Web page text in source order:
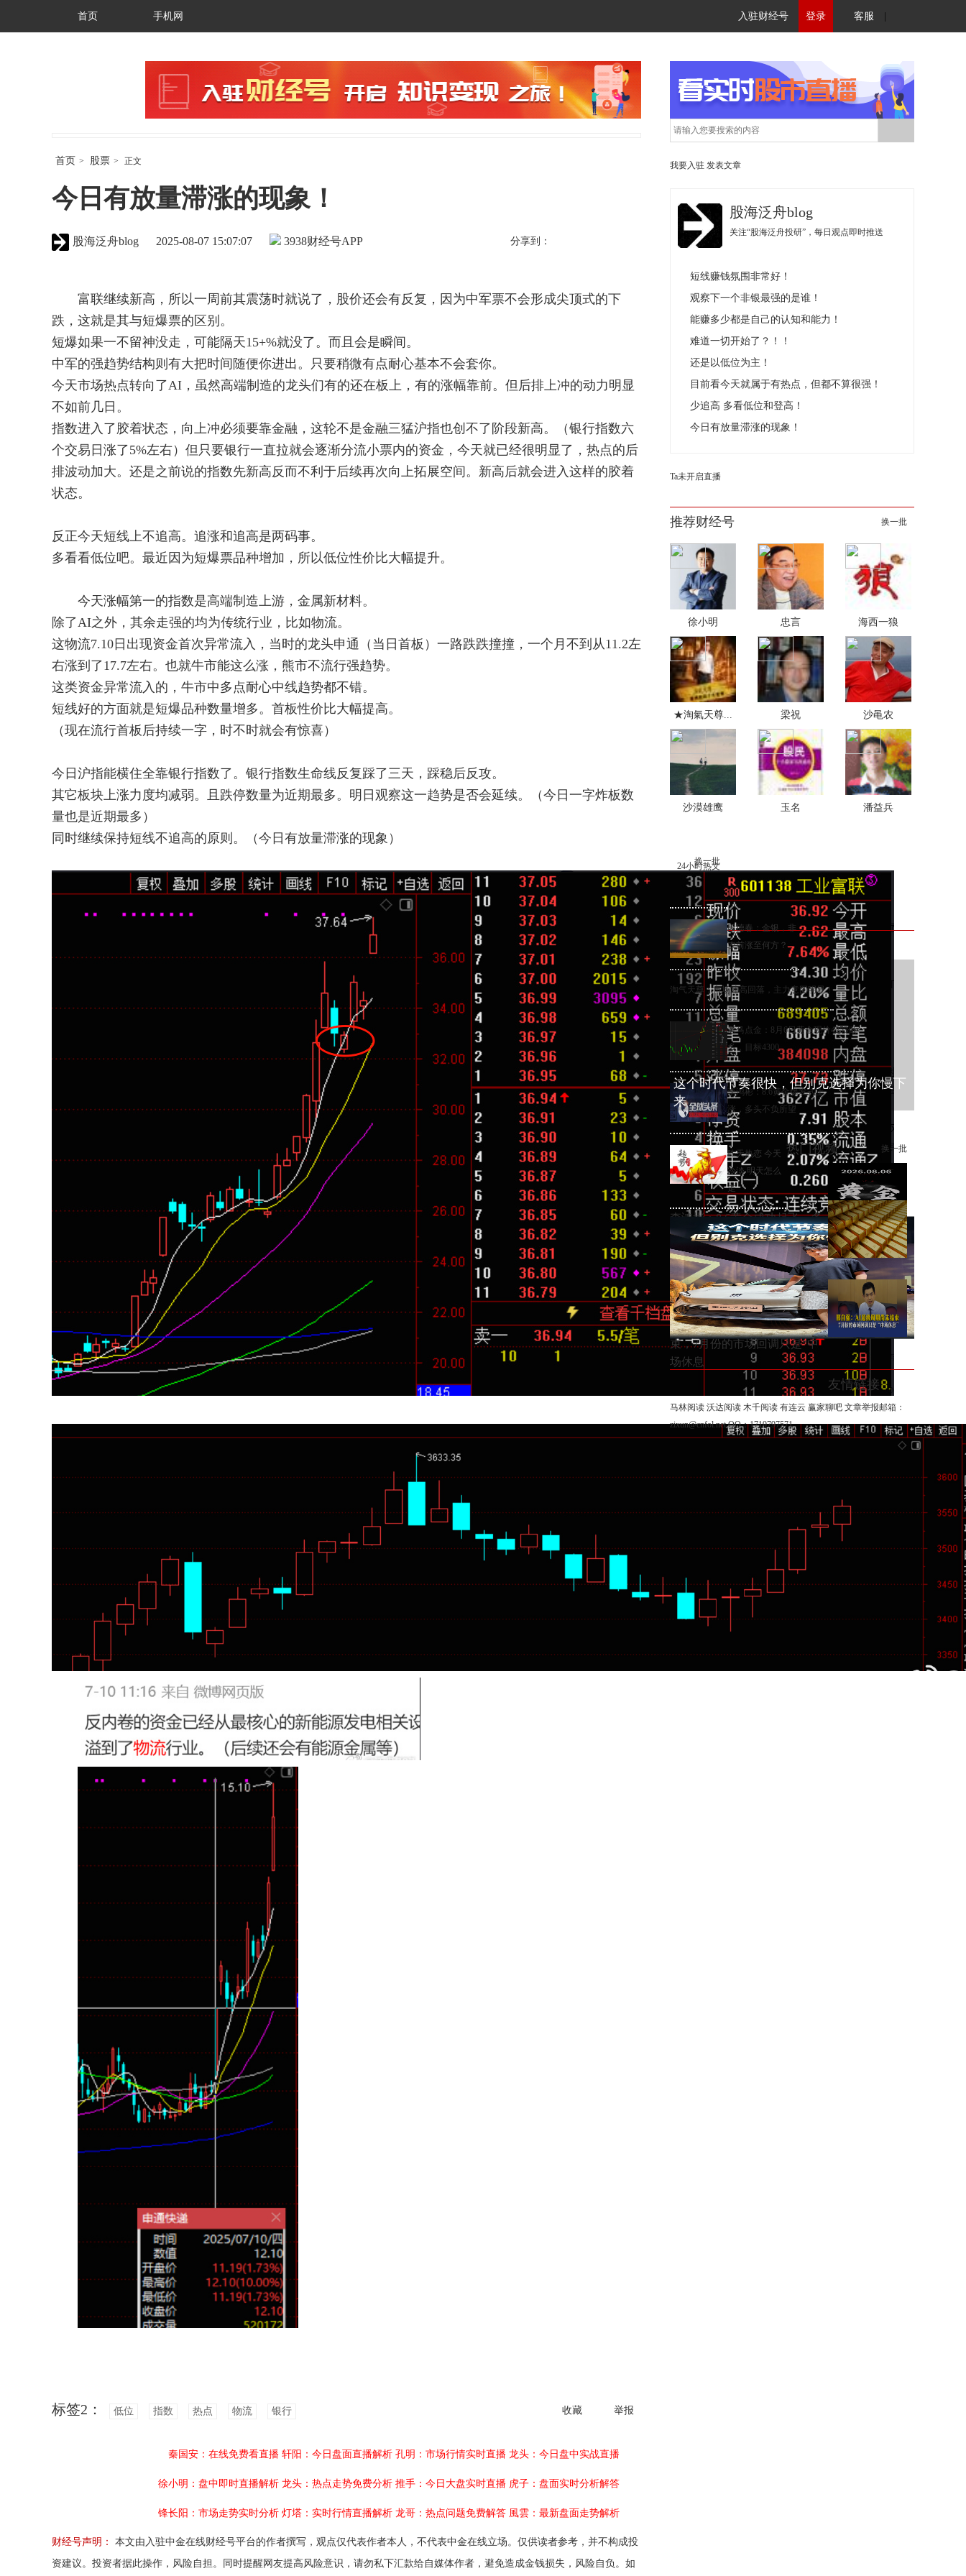
首页 手机网 入驻财经号 登录 客服
首页 > 股票 > 正文
今日有放量滞涨的现象！
财经号APP
股海泛舟blog 2025-08-07 15:07:07 3938 分享到：
富联继续新高，所以一周前其震荡时就说了，股价还会有反复，因为中军票不会形成尖顶式的下
跌，这就是其与短爆票的区别。
短爆如果一不留神没走，可能隔天15+%就没了。而且会是瞬间。
中军的强趋势结构则有大把时间随便你进出。只要稍微有点耐心基本不会套你。
今天市场热点转向了AI，虽然高端制造的龙头们有的还在板上，有的涨幅靠前。但后排上冲的动力明显
不如前几日。
指数进入了胶着状态，向上冲必须要靠金融，这轮不是金融三猛沪指也创不了阶段新高。（银行指数六
个交易日涨了5%左右）但只要银行一直拉就会逐渐分流小票内的资金，今天就已经很明显了，热点的后
排波动加大。还是之前说的指数先新高反而不利于后续再次向上拓展空间。新高后就会进入这样的胶着
状态。
反正今天短线上不追高。追涨和追高是两码事。
多看看低位吧。最近因为短爆票品种增加，所以低位性价比大幅提升。
今天涨幅第一的指数是高端制造上游，金属新材料。
除了AI之外，其余走强的均为传统行业，比如物流。
这物流7.10日出现资金首次异常流入，当时的龙头申通（当日首板）一路跌跌撞撞，一个月不到从11.2左
右涨到了17.7左右。也就牛市能这么涨，熊市不流行强趋势。
这类资金异常流入的，牛市中多点耐心中线趋势都不错。
短线好的方面就是短爆品种数量增多。首板性价比大幅提高。
（现在流行首板后持续一字，时不时就会有惊喜）
今日沪指能横住全靠银行指数了。银行指数生命线反复踩了三天，踩稳后反攻。
其它板块上涨力度均减弱。且跌停数量为近期最多。明日观察这一趋势是否会延续。（今日一字炸板数
量也是近期最多）
同时继续保持短线不追高的原则。（今日有放量滞涨的现象）
收藏 举报
标签2： 低位 指数 热点 物流 银行
秦国安：在线免费看直播 轩阳：今日盘面直播解析 孔明：市场行情实时直播 龙头：今日盘中实战直播
徐小明：盘中即时直播解析 龙头：热点走势免费分析 推手：今日大盘实时直播 虎子：盘面实时分析解答
锋长阳：市场走势实时分析 灯塔：实时行情直播解析 龙哥：热点问题免费解答 風雲：最新盘面走势解析
财经号声明：
本文由入驻中金在线财经号平台的作者撰写，观点仅代表作者本人，不代表中金在线立场。仅供读者参考，并不构成投
资建议。投资者据此操作，风险自担。同时提醒网友提高风险意识，请勿私下汇款给自媒体作者，避免造成金钱损失，风险自负。如
我要入驻 发表文章
股海泛舟blog
关注“股海泛舟投研”，每日观点即时推送
短线赚钱氛围非常好！
观察下一个非银最强的是谁！
能赚多少都是自己的认知和能力！
难道一切开始了？！！
还是以低位为主！
目前看今天就属于有热点，但都不算很强！
少追高 多看低位和登高！
今日有放量滞涨的现象！
Ta未开启直播
推荐财经号 换一批
徐小明 忠言 海西一狼
★淘氣天尊... 梁祝 沙黾农
沙漠雄鹰 玉名 潘益兵
24小时热文
换一批
段德春：金银，非
农前涨至何方？
淘气天尊：市场冲高回落，主力意图明显！
老马点金：8月6日黄金现价4253做
多，目标4300。
李鸿彬：8.6黄金爆发式上
涨，多头不负所望
昨天热恋 今天
冷淡 明天怎么
走
热门视频 换一批
这个时代节奏很快，但别克选择为你慢下
来
李鸿彬：8.6黄金成功起飞，多
头打响反攻战
黄金大涨，错过机会，总比低
位割肉强！
邢自强：AI超级周期尚未结
束，7月份的市场回调只是“中
场休息
友情链接
马林阅读 沃达阅读 木千阅读 有连云 赢家聊吧 文章举报邮箱：
zixun@cnfol.netQQ：1719797571